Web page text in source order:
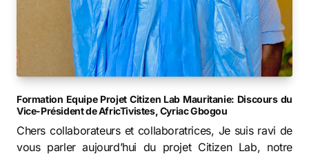
Formation Equipe Projet Citizen Lab Mauritanie: Discours du
Vice-Président de AfricTivistes, Cyriac Gbogou
Chers collaborateurs et collaboratrices, Je suis ravi de
vous parler aujourd’hui du projet Citizen Lab, notre